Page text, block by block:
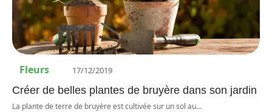
Fleurs 17/12/2019
Créer de belles plantes de bruyère dans son jardin
La plante de terre de bruyère est cultivée sur un sol au…